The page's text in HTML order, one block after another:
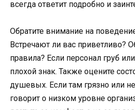
всегда ответит подробно и
Обратите внимание на
Встречают ли вас приветливо?
правила? Если персонал груб
плохой знак. Также оцените
душевых. Если там грязно или
говорит о низком уровне